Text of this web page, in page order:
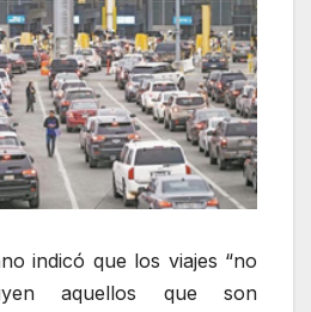
indicó que los viajes “no
aquellos que son